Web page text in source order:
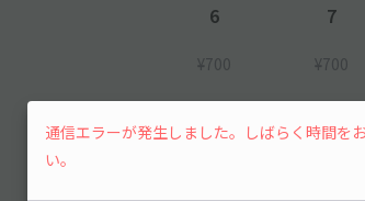
6
¥700
7
¥700
12 13 14
通信エラーが発生しました。しばらく時間を
い。